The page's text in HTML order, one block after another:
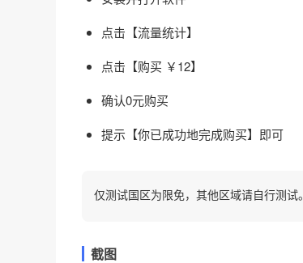
点击【流量统计】
点击【购买 ￥12】
确认0元购买
提示【你已成功地完成购买】即可
仅测试国区为限免，其他区域请自行测试。
截图